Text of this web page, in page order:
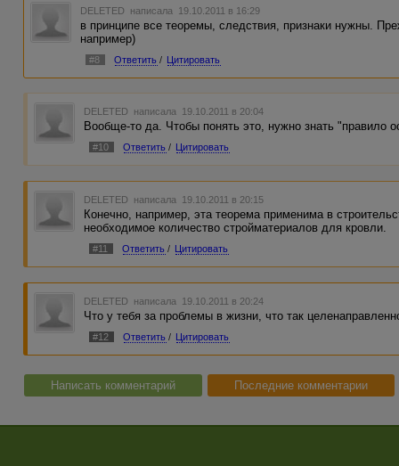
DELETED написала 19.10.2011 в 16:29
в принципе все теоремы, следствия, признаки нужны.
например)
#8 Ответить / Цитировать
DELETED написала 19.10.2011 в 20:04
Вообще-то да. Чтобы понять это, нужно знать "правило
#10 Ответить / Цитировать
DELETED написала 19.10.2011 в 20:15
Конечно, например, эта теорема применима в
необходимое количество стройматериалов для кровли.
#11 Ответить / Цитировать
DELETED написала 19.10.2011 в 20:24
Что у тебя за проблемы в жизни, что так
#12 Ответить / Цитировать
Написать комментарий Последние комментарии